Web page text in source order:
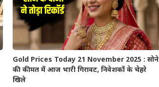
Gold Prices Today 21 November 2025 : सोने
की कीमत में आज भारी गिरावट, निवेशकों के चेहरे
खिले